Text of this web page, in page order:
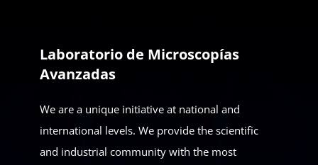
Laboratorio de Microscopías
Avanzadas
We are a unique initiative at national and
international levels. We provide the scientific
and industrial community with the most